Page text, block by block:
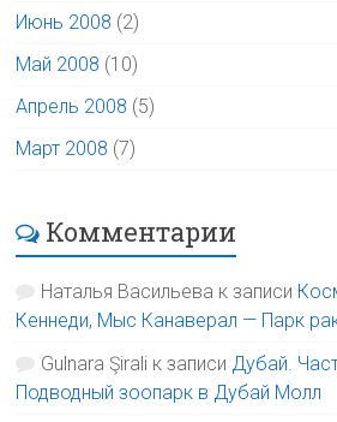
Июнь 2008 (2)
Май 2008 (10)
Апрель 2008 (5)
Март 2008 (7)
Комментарии
Наталья Васильева к записи
Кеннеди, Мыс Канаверал — Парк
Gulnara Şirali к записи Дубай.
Подводный зоопарк в Дубай Молл